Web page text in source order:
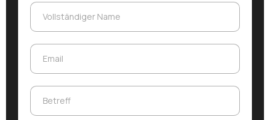
Vollständiger Name
Email
Betreff